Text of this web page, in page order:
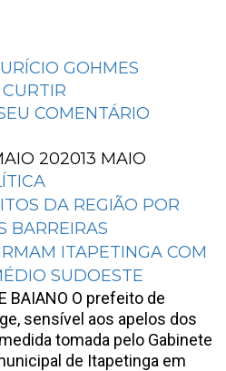
GOHMES
CURTIR
COMENTÁRIO
202013 MAIO
DA REGIÃO POR
BARREIRAS
ITAPETINGA COM
SUDOESTE
BAIANO O prefeito de
sensível aos apelos dos
tomada pelo Gabinete
de Itapetinga em